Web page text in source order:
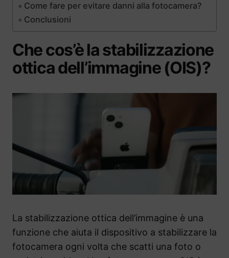
Come fare per evitare danni alla fotocamera?
Conclusioni
Che cos’è la stabilizzazione
ottica dell’immagine (OIS)?
La stabilizzazione ottica dell’immagine è una
funzione che aiuta il dispositivo a stabilizzare la
fotocamera ogni volta che scatti una foto o